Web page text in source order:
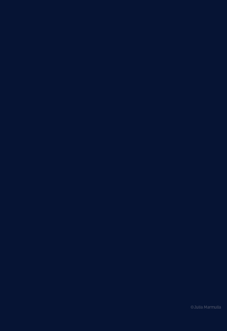
©Julia Marmulla